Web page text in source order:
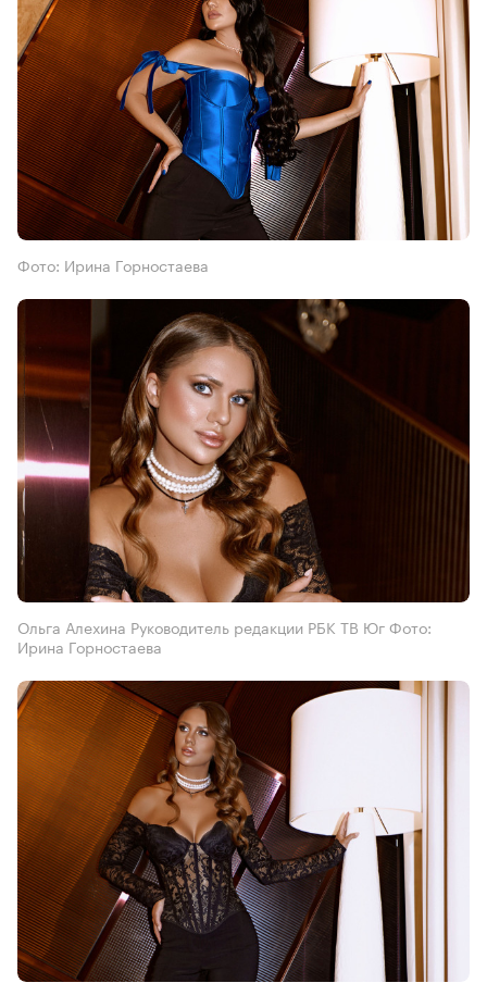
Фото: Ирина Горностаева
Ольга Алехина Руководитель редакции РБК ТВ Юг Фото:
Ирина Горностаева